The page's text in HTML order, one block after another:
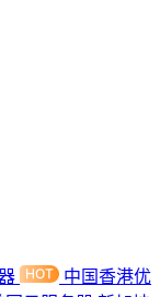
中国香港优